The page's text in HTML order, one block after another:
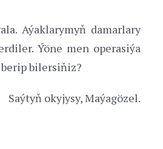
Aýaklarymyň damarlary
Ýöne men operasiýa
bilersiňiz?
Saýtyň okyjysy, Maýagözel.